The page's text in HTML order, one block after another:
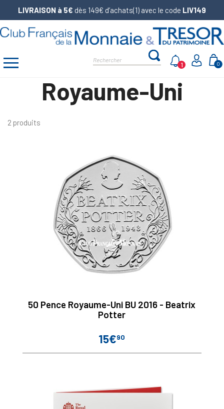
LIVRAISON à 5€ dès 149€ d’achats(1) avec le code LIV149
0
1
Royaume-Uni
2 produits
50 Pence Royaume-Uni BU 2016 - Beatrix
Potter
Prix
15€90